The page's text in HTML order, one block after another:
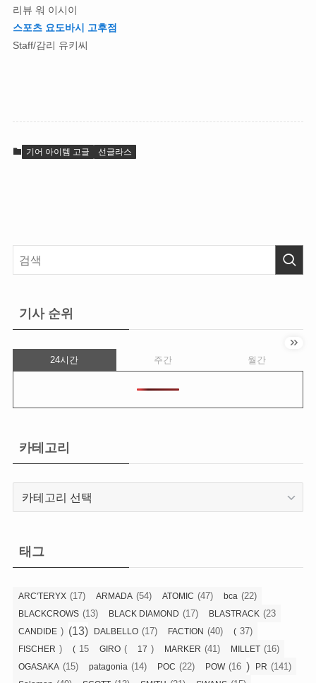
리뷰 워 이시이
스포츠 요도바시 고후점
Staff/감리 유키씨
기어 아이템 고글 선글라스
기사 순위
24시간 주간 월간
카테고리
태그
ARC'TERYX (17) ARMADA (54) ATOMIC (47) bca (22)
BLACKCROWS (13) BLACK DIAMOND (17) BLASTRACK (23
CANDIDE ) (13) DALBELLO (17) FACTION (40) ( 37)
FISCHER ) ( 15 GIRO ( 17 ) MARKER (41) MILLET (16)
OGASAKA (15) patagonia (14) POC (22) POW(16 ) PR (141)